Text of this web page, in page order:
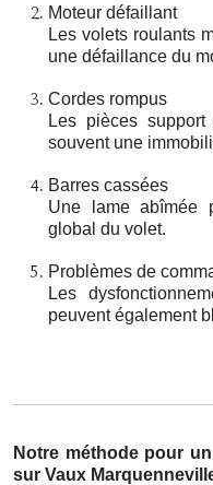
Moteur défaillant
Les volets roulants
une défaillance du
Cordes rompus
Les pièces
souvent une
Barres cassées
Une lame abîmée
global du volet.
Problèmes de
Les
peuvent également
Notre méthode pour
sur Vaux